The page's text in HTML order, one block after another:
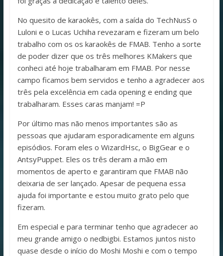
No quesito de karaokês, com a saída do TechNusS o
Luloni e o Lucas Uchiha revezaram e fizeram um belo
trabalho com os os karaokês de FMAB. Tenho a sorte
de poder dizer que os três melhores KMakers que
conheci até hoje trabalharam em FMAB. Por nesse
campo ficamos bem servidos e tenho a agradecer aos
três pela excelência em cada opening e ending que
trabalharam. Esses caras manjam! =P
Por último mas não menos importantes são as
pessoas que ajudaram esporadicamente em alguns
episódios. Foram eles o WizardHsc, o BigGear e o
AntsyPuppet. Eles os três deram a mão em
momentos de aperto e garantiram que FMAB não
deixaria de ser lançado. Apesar de pequena essa
ajuda foi importante e estou muito grato pelo que
fizeram.
Em especial e para terminar tenho que agradecer ao
meu grande amigo o nedbigbi. Estamos juntos nisto
quase desde o início do Moshi Moshi e com o tempo